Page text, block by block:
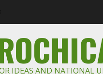
IDEAS AND NATIONAL